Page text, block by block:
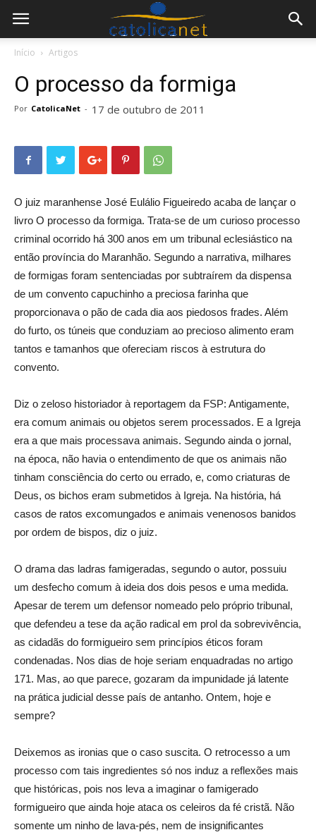
Início Artigos
O processo da formiga
Por CatolicaNet - 17 de outubro de 2011
O juiz maranhense José Eulálio Figueiredo acaba de lançar o
livro O processo da formiga. Trata-se de um curioso processo
criminal ocorrido há 300 anos em um tribunal eclesiástico na
então província do Maranhão. Segundo a narrativa, milhares
de formigas foram sentenciadas por subtraírem da dispensa
de um convento capuchinho a preciosa farinha que
proporcionava o pão de cada dia aos piedosos frades. Além
do furto, os túneis que conduziam ao precioso alimento eram
tantos e tamanhos que ofereciam riscos à estrutura do
convento.
Diz o zeloso historiador à reportagem da FSP: Antigamente,
era comum animais ou objetos serem processados. E a Igreja
era a que mais processava animais. Segundo ainda o jornal,
na época, não havia o entendimento de que os animais não
tinham consciência do certo ou errado, e, como criaturas de
Deus, os bichos eram submetidos à Igreja. Na história, há
casos de ratos excomungados e animais venenosos banidos
por ordem de bispos, diz o juiz.
O drama das ladras famigeradas, segundo o autor, possuiu
um desfecho comum à ideia dos dois pesos e uma medida.
Apesar de terem um defensor nomeado pelo próprio tribunal,
que defendeu a tese da ação radical em prol da sobrevivência,
as cidadãs do formigueiro sem princípios éticos foram
condenadas. Nos dias de hoje seriam enquadradas no artigo
171. Mas, ao que parece, gozaram da impunidade já latente
na prática judicial desse país de antanho. Ontem, hoje e
sempre?
Deixemos as ironias que o caso suscita. O retrocesso a um
processo com tais ingredientes só nos induz a reflexões mais
que históricas, pois nos leva a imaginar o famigerado
formigueiro que ainda hoje ataca os celeiros da fé cristã. Não
somente um ninho de lava-pés, nem de insignificantes